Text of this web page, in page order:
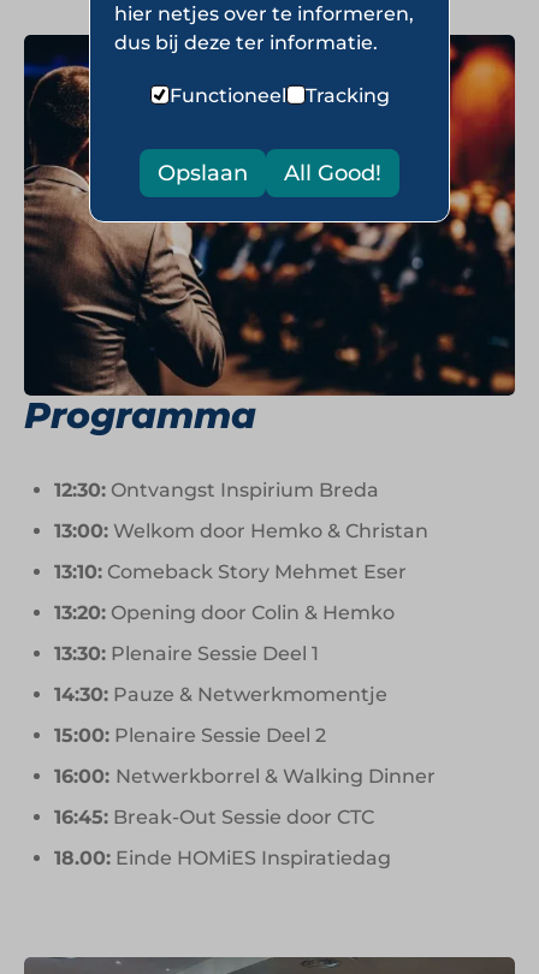
Programma
12:30: Ontvangst Inspirium Breda
13:00: Welkom door Hemko & Christan
13:10: Comeback Story Mehmet Eser
13:20: Opening door Colin & Hemko
13:30: Plenaire Sessie Deel 1
14:30: Pauze & Netwerkmomentje
15:00: Plenaire Sessie Deel 2
16:00: Netwerkborrel & Walking Dinner
16:45: Break-Out Sessie door CTC
18.00: Einde HOMiES Inspiratiedag
hier netjes over te informeren,
dus bij deze ter informatie.
Functioneel Tracking
Opslaan All Good!